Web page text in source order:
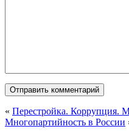
« Перестройка. Коррупция.
Многопартийность в России